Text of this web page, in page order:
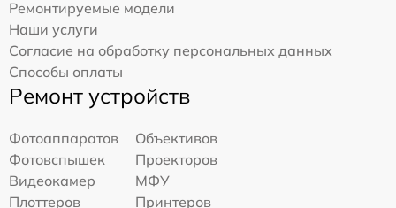
Ремонтируемые модели
Наши услуги
Согласие на обработку персональных данных
Способы оплаты
Ремонт устройств
Фотоаппаратов
Объективов
Фотовспышек
Проекторов
Видеокамер
МФУ
Плоттеров
Принтеров